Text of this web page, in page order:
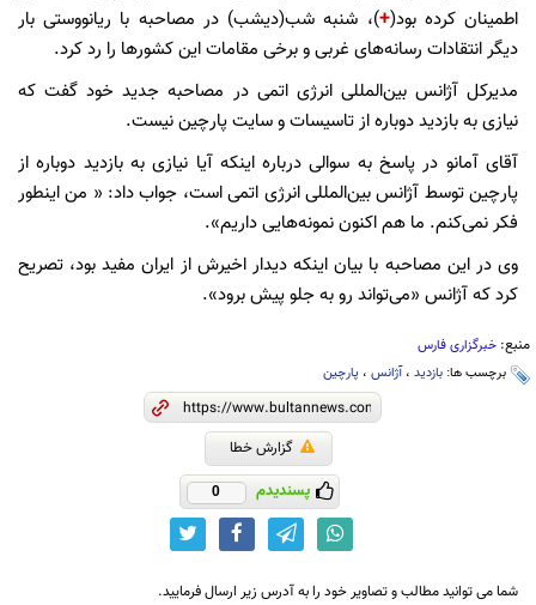
اطمینان کرده بود(+)، شنبه شب(دیشب) در مصاحبه با ریانووستی بار
دیگر انتقادات رسانه‌های غربی و برخی مقامات این کشورها را رد کرد.
مدیرکل آژانس بین‌‌المللی انرژی اتمی در مصاحبه جدید خود گفت که
نیازی به بازدید دوباره از تاسیسات و سایت پارچین نیست.
آقای آمانو در پاسخ به سوالی درباره اینکه آیا نیازی به بازدید دوباره از
پارچین توسط آژانس بین‌المللی انرژی اتمی است،‌ جواب داد: « من اینطور
فکر نمی‌کنم. ما هم اکنون نمونه‌هایی داریم».
وی در این مصاحبه با بیان اینکه دیدار اخیرش از ایران مفید بود، تصریح
کرد که آژانس «می‌تواند رو به جلو پیش برود».
منبع: خبرگزاری فارس
برچسب ها: بازدید ،آژانس ، پارچین
گزارش خطا
پسندیدم 0
شما می توانید مطالب و تصاویر خود را به آدرس زیر ارسال فرمایید.